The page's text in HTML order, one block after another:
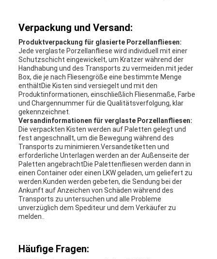
Verpackung und Versand:
Produktverpackung für glasierte Porzellanfliesen:
Jede verglaste Porzellanfliese wird individuell mit einer
Schutzschicht eingewickelt, um Kratzer während der
Handhabung und des Transports zu vermeiden.mit jeder
Box, die je nach Fliesengröße eine bestimmte Menge
enthältDie Kisten sind versiegelt und mit den
Produktinformationen, einschließlich Fliesenmaße, Farbe
und Chargennummer für die Qualitätsverfolgung, klar
gekennzeichnet.
Versandinformationen für verglaste Porzellanfliesen:
Die verpackten Kisten werden auf Paletten gelegt und
fest angeschnallt, um die Bewegung während des
Transports zu minimieren.Versandetiketten und
erforderliche Unterlagen werden an der Außenseite der
Paletten angebrachtDie Palettenfliesen werden dann in
einen Container oder einen LKW geladen, um geliefert zu
werden.Kunden werden gebeten, die Sendung bei der
Ankunft auf Anzeichen von Schäden während des
Transports zu untersuchen und alle Probleme
unverzüglich dem Spediteur und dem Verkäufer zu
melden..
Häufige Fragen: